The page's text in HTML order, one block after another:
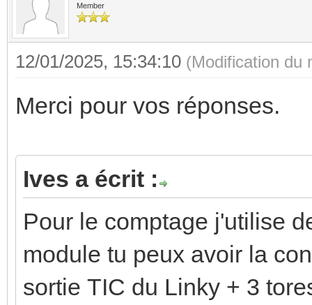
Member
12/01/2025, 15:34:10 (Modification du
Merci pour vos réponses.
Ives a écrit :
Pour le comptage j'utilise
module tu peux avoir la
sortie TIC du Linky + 3